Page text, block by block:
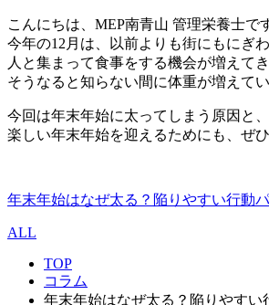
こんにちは、MEP南青山 管理栄養士で
今年の12月は、以前よりも街にもにぎ
人と集まって食事をする機会が増えて
そうなると知らない間に体重が増えて
今回は年末年始に太ってしまう原因と
楽しい年末年始を迎えるためにも、ぜ
年末年始はなぜ太る？陥りやすい行動
ALL
TOP
コラム
年末年始はなぜ太る？陥りやす